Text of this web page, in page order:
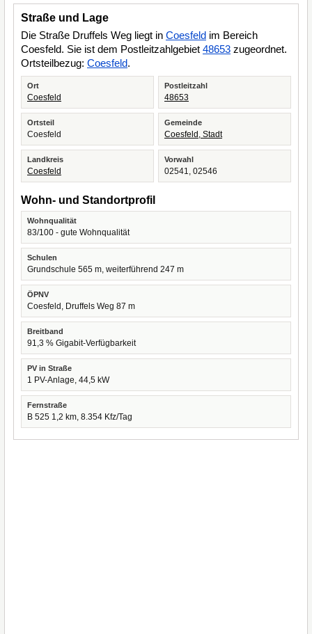
Straße und Lage
Die Straße Druffels Weg liegt in Coesfeld im Bereich
Coesfeld. Sie ist dem Postleitzahlgebiet 48653 zugeordnet.
Ortsteilbezug: Coesfeld.
Ort
Coesfeld
Postleitzahl
48653
Ortsteil
Coesfeld
Gemeinde
Coesfeld, Stadt
Landkreis
Coesfeld
Vorwahl
02541, 02546
Wohn- und Standortprofil
Wohnqualität
83/100 - gute Wohnqualität
Schulen
Grundschule 565 m, weiterführend 247 m
ÖPNV
Coesfeld, Druffels Weg 87 m
Breitband
91,3 % Gigabit-Verfügbarkeit
PV in Straße
1 PV-Anlage, 44,5 kW
Fernstraße
B 525 1,2 km, 8.354 Kfz/Tag